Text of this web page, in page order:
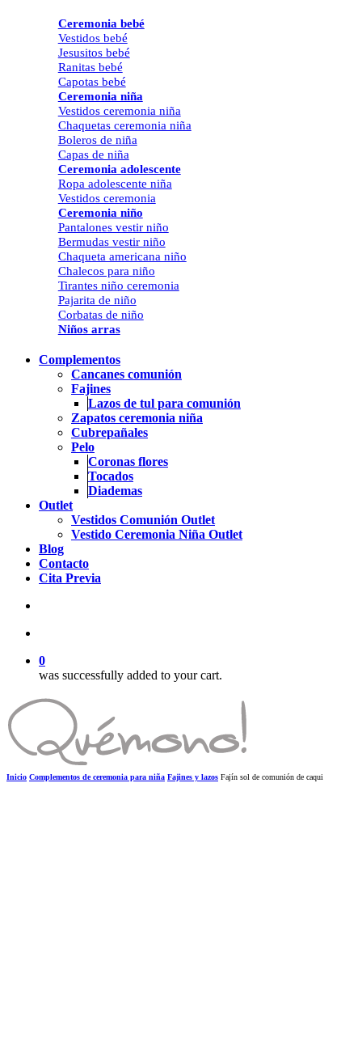
Ceremonia bebé
Vestidos bebé
Jesusitos bebé
Ranitas bebé
Capotas bebé
Ceremonia niña
Vestidos ceremonia niña
Chaquetas ceremonia niña
Boleros de niña
Capas de niña
Ceremonia adolescente
Ropa adolescente niña
Vestidos ceremonia
Ceremonia niño
Pantalones vestir niño
Bermudas vestir niño
Chaqueta americana niño
Chalecos para niño
Tirantes niño ceremonia
Pajarita de niño
Corbatas de niño
Niños arras
Complementos
Cancanes comunión
Fajines
Lazos de tul para comunión
Zapatos ceremonia niña
Cubrepañales
Pelo
Coronas flores
Tocados
Diademas
Outlet
Vestidos Comunión Outlet
Vestido Ceremonia Niña Outlet
Blog
Contacto
Cita Previa
0
was successfully added to your cart.
Inicio Complementos de ceremonia para niña Fajines y lazos Fajín sol de comunión de caqui